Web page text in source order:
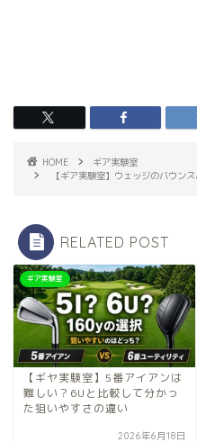
HOME
ギア実験室
【ギア実験室】ウェッジのバウン
RELATED POST
ギア実験室
【ギヤ実験室】5番アイアンは
難しい？6Uと比較して分かっ
た狙いやすさの違い
2026年6月18日